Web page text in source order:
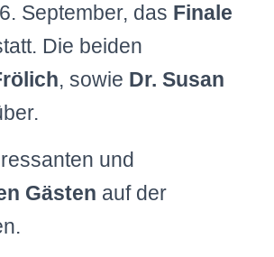
September, das Finale
Die beiden
, sowie Dr. Susan
und
Gästen auf der